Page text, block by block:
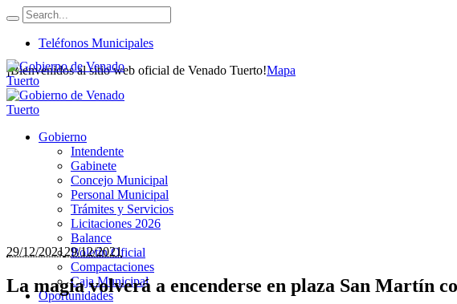
Teléfonos Municipales
¡Bienvenidos al sitio web oficial de Venado Tuerto!Mapa
Gobierno
Intendente
Gabinete
Concejo Municipal
Personal Municipal
Trámites y Servicios
Licitaciones 2026
Balance
Boletín Oficial
Compactaciones
Caja Municipal
Oportunidades
29/12/202129/12/2021
La magia volverá a encenderse en plaza San Martín